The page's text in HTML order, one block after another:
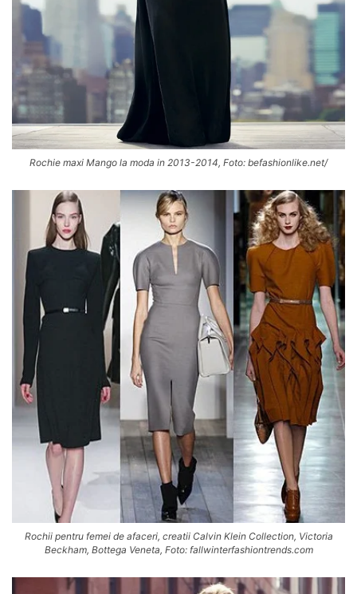
Rochie maxi Mango la moda in 2013-2014, Foto: befashionlike.net/
Rochii pentru femei de afaceri, creatii Calvin Klein Collection, Victoria
Beckham, Bottega Veneta, Foto: fallwinterfashiontrends.com